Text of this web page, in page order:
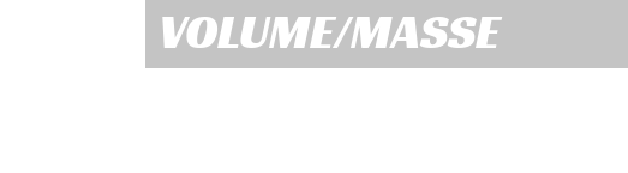
VOLUME/MASSE